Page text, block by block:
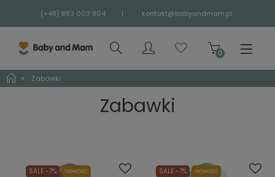
(+48) 883 003 904 | kontakt@babyandmam.pl
» Zabawki
Zabawki
SALE -7% nowość SALE -7% nowość